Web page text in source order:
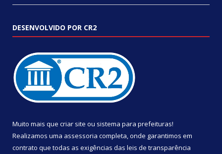
DESENVOLVIDO POR CR2
Muito mais que criar site ou sistema para prefeituras!
Realizamos uma assessoria completa, onde garantimos em
contrato que todas as exigências das leis de transparência